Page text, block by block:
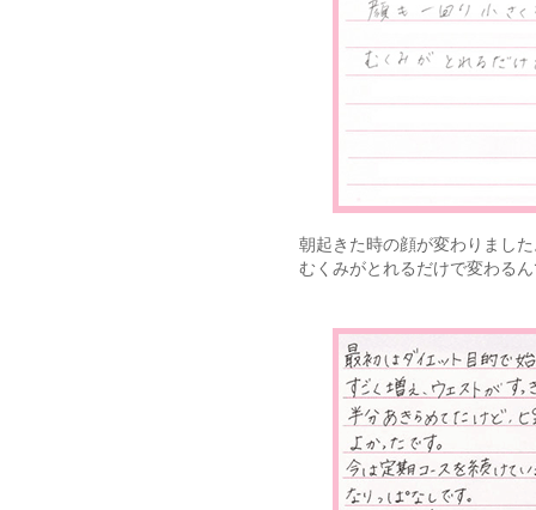
朝起きた時の顔が変わりまし
むくみがとれるだけで変わ